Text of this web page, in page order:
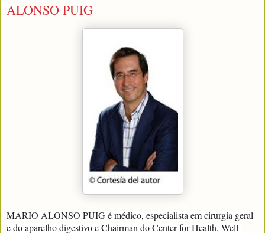
ALONSO PUIG
MARIO ALONSO PUIG é médico, especialista em cirurgia geral
e do aparelho digestivo e Chairman do Center for Health, Well-